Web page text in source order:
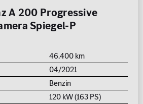
A 200 Progressive
Spiegel-P
46.400 km
04/2021
Benzin
120 kW (163 PS)